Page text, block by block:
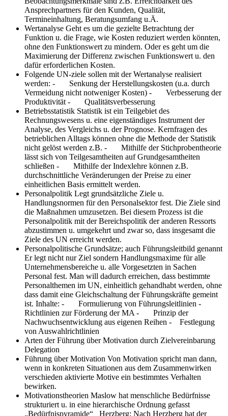
Ansprechpartners für den Kunden, Qualität,
Termineinhaltung, Beratungsumfang u.Ä.
Wertanalyse Geht es um die gezielte Betrachtung der
Funktion u. die Frage, wie Kosten reduziert werden könnten,
ohne den Funktionswert zu mindern. Oder es geht um die
Maximierung der Differenz zwischen Funktionswert u. den
dafür erforderlichen Kosten.
Folgende UN-ziele sollen mit der Wertanalyse realisiert
werden: - Senkung der Herstellungskosten (u.a. durch
Vermeidung nicht notweniger Kosten) - Verbesserung der
Produktivität - Qualitätsverbesserung
Betriebsstatistik Statistik ist ein Teilgebiet des
Rechnungswesens u. eine eigenständiges Instrument der
Analyse, des Vergleichs u. der Prognose. Kernfragen des
betrieblichen Alltags können ohne die Methode der Statistik
nicht gelöst werden z.B. - Mithilfe der Stichprobentheorie
lässt sich von Teilgesamtheiten auf Grundgesamtheiten
schließen - Mithilfe der Indexlehre können z.B.
durchschnittliche Veränderungen der Preise zu einer
einheitlichen Basis ermittelt werden.
Personalpolitik Legt grundsätzliche Ziele u.
Handlungsnormen für den Personalsektor fest. Die Ziele sind
die Maßnahmen umzusetzen. Bei diesem Prozess ist die
Personalpolitik mit der Bereichspolitik der anderen Ressorts
abzustimmen u. umgekehrt und zwar so, dass insgesamt die
Ziele des UN erreicht werden.
Personalpolitische Grundsätze; auch Führungsleitbild genannt
Er legt nicht nur Ziel sondern Handlungsmaxime für alle
Unternehmensbereiche u. alle Vorgesetzten in Sachen
Personal fest. Man will dadurch erreichen, dass bestimmte
Personalthemen im UN, einheitlich gehandhabt werden, ohne
dass damit eine Gleichschaltung der Führungskräfte gemeint
ist. Inhalte: - Formulierung von Führungsleitlinien -
Richtlinien zur Förderung der MA - Prinzip der
Nachwuchsentwicklung aus eigenen Reihen - Festlegung
von Auswahlrichtlinien
Arten der Führung über Motivation durch Zielvereinbarung
Delegation
Führung über Motivation Von Motivation spricht man dann,
wenn in konkreten Situationen aus dem Zusammenwirken
verschieden aktivierte Motive ein bestimmtes Verhalten
bewirken.
Motivationstheorien Maslow hat menschliche Bedürfnisse
strukturiert u. in eine hierarchische Ordnung gefasst
„Bedürfnispyramide“ Herzberg: Nach Herzberg hat der